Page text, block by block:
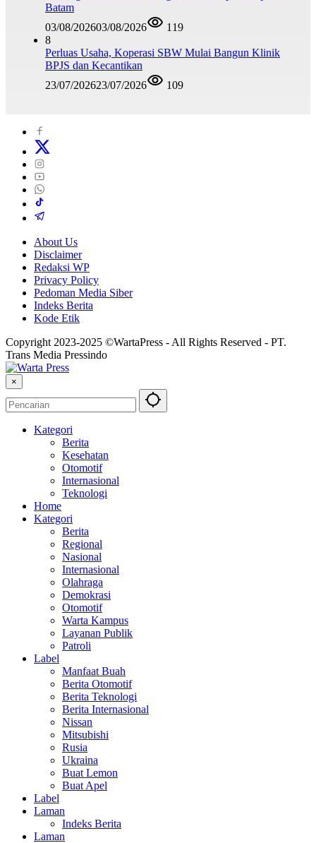
Batam
03/08/202603/08/2026
119
8
Perluas Usaha, Koperasi SBW Mulai Bangun Klinik
BPJS dan Kecantikan
23/07/202623/07/2026 109
About Us
Disclaimer
Redaksi WP
Privacy Policy
Pedoman Media Siber
Indeks Berita
Kode Etik
Copyright 2023-2025 ©WartaPress - All Rights Reserved - PT.
Trans Media Pressindo
×
Kategori
Berita
Kesehatan
Otomotif
Internasional
Teknologi
Home
Kategori
Berita
Regional
Nasional
Internasional
Olahraga
Demokrasi
Otomotif
Warta Kampus
Layanan Publik
Patroli
Label
Manfaat Buah
Berita Otomotif
Berita Teknologi
Berita Internasional
Nissan
Mitsubishi
Rusia
Ukraina
Buat Lemon
Buat Apel
Label
Laman
Indeks Berita
Laman